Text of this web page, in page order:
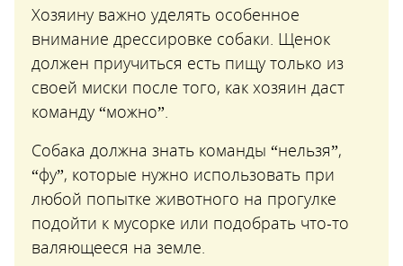
Хозяину важно уделять особенное
внимание дрессировке собаки. Щенок
должен приучиться есть пищу только из
своей миски после того, как хозяин даст
команду “можно”.
Собака должна знать команды “нельзя”,
“фу”, которые нужно использовать при
любой попытке животного на прогулке
подойти к мусорке или подобрать что-то
валяющееся на земле.